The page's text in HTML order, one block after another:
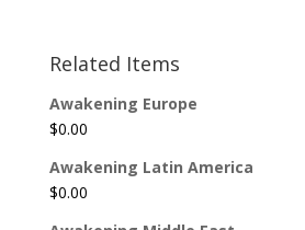
Related Items
Awakening Europe
$0.00
Awakening Latin America
$0.00